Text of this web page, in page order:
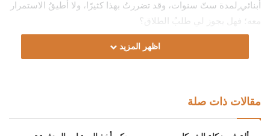
أبنائي ٍلمدة ستّ سنوات، وقد تضررتُ بهذا كثيرًا، ولا أطيقُ الاستمرار
معه؛ فهل يجوز لي طلبُ الطلاق؟
والاه.
أما بعد:
اظهر المزيد
مقالات ذات صلة